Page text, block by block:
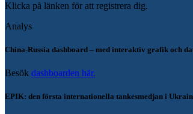
Klicka på länken för att registrera dig.
Analys
China-Russia dashboard – med interaktiv grafik och
Besök dashboarden här.
EPIK: den första internationella tankesmedjan i